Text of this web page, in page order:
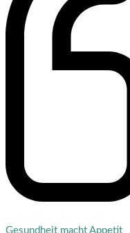
Gesundheit macht Appetit